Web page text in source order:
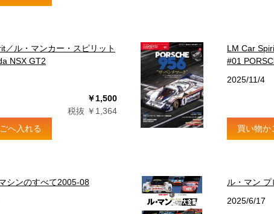
／ル・マンカー・スピリット
NSX GT2
￥1,500
税抜 ￥1,364
へ入れる
LM Car
#01
2025/11/4
買い物か
シンのすべて2005-08
ル・マン
2025/6/17